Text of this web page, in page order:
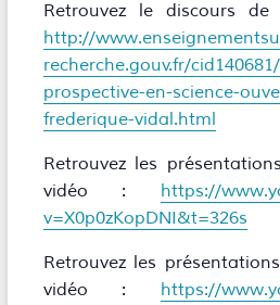
Retrouvez le discours de
http://
recherche.gouv.fr/
prospective-en-science-
frederique-vidal.html
Retrouvez les
vidéo : https://
v=X0p0zKopDNI&t=326s
Retrouvez les
vidéo : https://